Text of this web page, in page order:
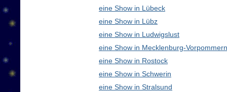
eine Show in Lübeck
eine Show in Lübz
eine Show in Ludwigslust
eine Show in Mecklenburg-
eine Show in Rostock
eine Show in Schwerin
eine Show in Stralsund